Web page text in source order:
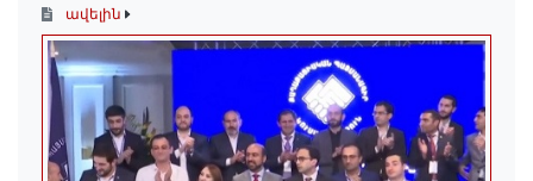
ավելին